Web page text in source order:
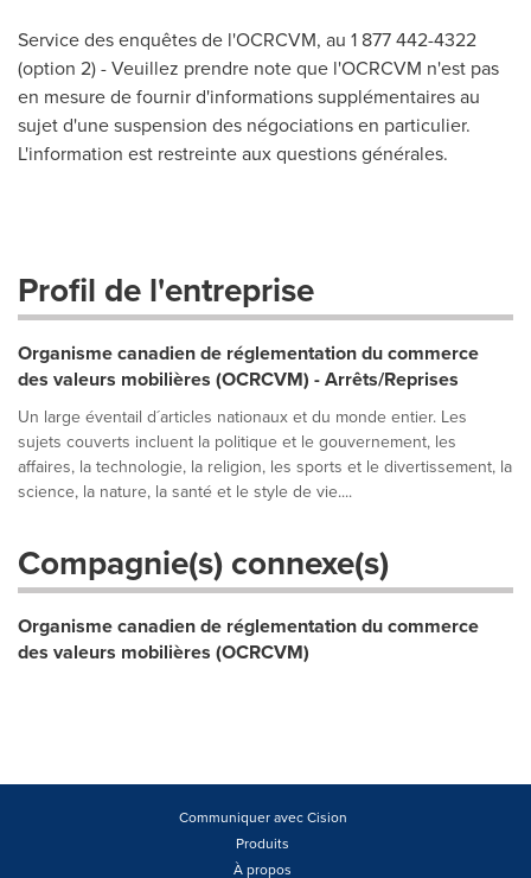
Service des enquêtes de l'OCRCVM, au 1 877 442-4322
(option 2) - Veuillez prendre note que l'OCRCVM n'est pas
en mesure de fournir d'informations supplémentaires au
sujet d'une suspension des négociations en particulier.
L'information est restreinte aux questions générales.
Profil de l'entreprise
Organisme canadien de réglementation du commerce
des valeurs mobilières (OCRCVM) - Arrêts/Reprises
Un large éventail d´articles nationaux et du monde entier. Les
sujets couverts incluent la politique et le gouvernement, les
affaires, la technologie, la religion, les sports et le divertissement, la
science, la nature, la santé et le style de vie....
Compagnie(s) connexe(s)
Organisme canadien de réglementation du commerce
des valeurs mobilières (OCRCVM)
Communiquer avec Cision
Produits
À propos